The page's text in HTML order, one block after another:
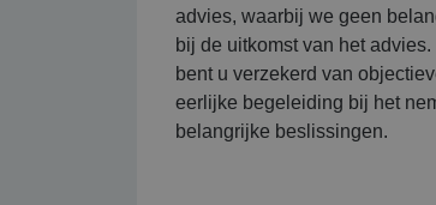
advies, waarbij we geen
bij de uitkomst van het
bent u verzekerd van
eerlijke begeleiding bij het
belangrijke beslissingen.